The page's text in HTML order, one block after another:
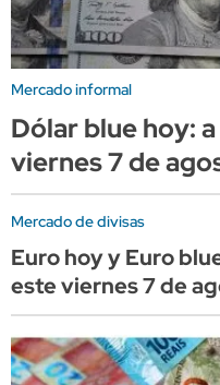
Mercado informal
Dólar blue hoy:
viernes 7 de
Mercado de divisas
Euro hoy y Euro
este viernes 7 de